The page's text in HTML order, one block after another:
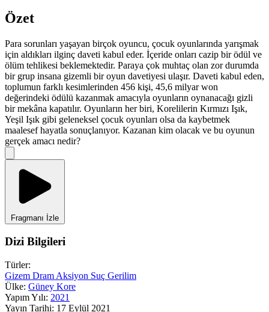
Özet
Para sorunları yaşayan birçok oyuncu, çocuk oyunlarında yarışmak
için aldıkları ilginç daveti kabul eder. İçeride onları cazip bir ödül ve
ölüm tehlikesi beklemektedir. Paraya çok muhtaç olan zor durumda
bir grup insana gizemli bir oyun davetiyesi ulaşır. Daveti kabul eden,
toplumun farklı kesimlerinden 456 kişi, 45,6 milyar won
değerindeki ödülü kazanmak amacıyla oyunların oynanacağı gizli
bir mekâna kapatılır. Oyunların her biri, Korelilerin Kırmızı Işık,
Yeşil Işık gibi geleneksel çocuk oyunları olsa da kaybetmek
maalesef hayatla sonuçlanıyor. Kazanan kim olacak ve bu oyunun
gerçek amacı nedir?
Fragmanı İzle
Dizi Bilgileri
Türler:
Gizem Dram Aksiyon Suç Gerilim
Ülke: Güney Kore
Yapım Yılı: 2021
Yayın Tarihi: 17 Eylül 2021